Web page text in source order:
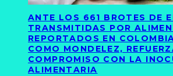
ANTE LOS 661 BROTES DE
TRANSMITIDAS POR
REPORTADOS EN
COMO MONDELEZ,
COMPROMISO CON LA
ALIMENTARIA